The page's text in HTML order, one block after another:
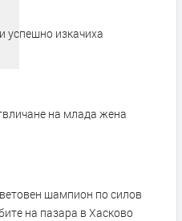
на млада жена
шампион по силов
на пазара в Хасково